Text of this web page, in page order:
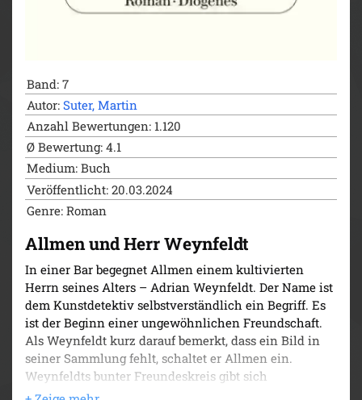
Band: 7
Autor: Suter, Martin
Anzahl Bewertungen: 1.120
Ø Bewertung: 4.1
Medium: Buch
Veröffentlicht: 20.03.2024
Genre: Roman
Allmen und Herr Weynfeldt
In einer Bar begegnet Allmen einem kultivierten
Herrn seines Alters – Adrian Weynfeldt. Der Name ist
dem Kunstdetektiv selbstverständlich ein Begriff. Es
ist der Beginn einer ungewöhnlichen Freundschaft.
Als Weynfeldt kurz darauf bemerkt, dass ein Bild in
seiner Sammlung fehlt, schaltet er Allmen ein.
Weynfeldts bunter Freundeskreis gibt sich
zugeknöpft. Nur die Kunstbuchhändlerin will reden.